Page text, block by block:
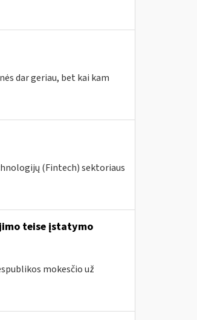
dar geriau, bet kai kam
(Fintech) sektoriaus
teise įstatymo
mokesčio už